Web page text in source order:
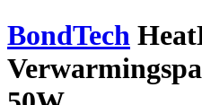
BondTech